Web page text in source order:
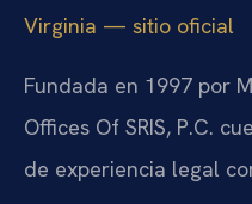
Virginia — sitio oficial
Fundada en 1997 por
Offices Of SRIS, P.C.
de experiencia legal